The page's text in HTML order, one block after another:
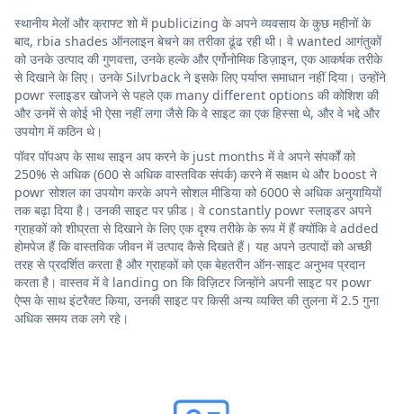
स्थानीय मेलों और क्राफ्ट शो में publicizing के अपने व्यवसाय के कुछ महीनों के
बाद, rbia shades ऑनलाइन बेचने का तरीका ढूंढ रही थी। वे wanted आगंतुकों
को उनके उत्पाद की गुणवत्ता, उनके हल्के और एर्गोनोमिक डिज़ाइन, एक आकर्षक तरीके
से दिखाने के लिए। उनके Silvrback ने इसके लिए पर्याप्त समाधान नहीं दिया। उन्होंने
powr स्लाइडर खोजने से पहले एक many different options की कोशिश की
और उनमें से कोई भी ऐसा नहीं लगा जैसे कि वे साइट का एक हिस्सा थे, और वे भद्दे और
उपयोग में कठिन थे।
पॉवर पॉपअप के साथ साइन अप करने के just months में वे अपने संपर्कों को
250% से अधिक (600 से अधिक वास्तविक संपर्क) करने में सक्षम थे और boost ने
powr सोशल का उपयोग करके अपने सोशल मीडिया को 6000 से अधिक अनुयायियों
तक बढ़ा दिया है। उनकी साइट पर फ़ीड। वे constantly powr स्लाइडर अपने
ग्राहकों को शीघ्रता से दिखाने के लिए एक दृश्य तरीके के रूप में हैं क्योंकि वे added
होमपेज हैं कि वास्तविक जीवन में उत्पाद कैसे दिखते हैं। यह अपने उत्पादों को अच्छी
तरह से प्रदर्शित करता है और ग्राहकों को एक बेहतरीन ऑन-साइट अनुभव प्रदान
करता है। वास्तव में वे landing on कि विज़िटर जिन्होंने अपनी साइट पर powr
ऐप्स के साथ इंटरैक्ट किया, उनकी साइट पर किसी अन्य व्यक्ति की तुलना में 2.5 गुना
अधिक समय तक लगे रहे।